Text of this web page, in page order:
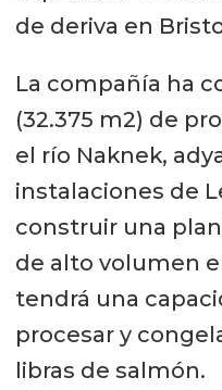
de deriva en
La compañía ha
(32.375 m2) de
el río Naknek,
instalaciones de
construir una
de alto volumen
tendrá una
procesar y
libras de salmón.